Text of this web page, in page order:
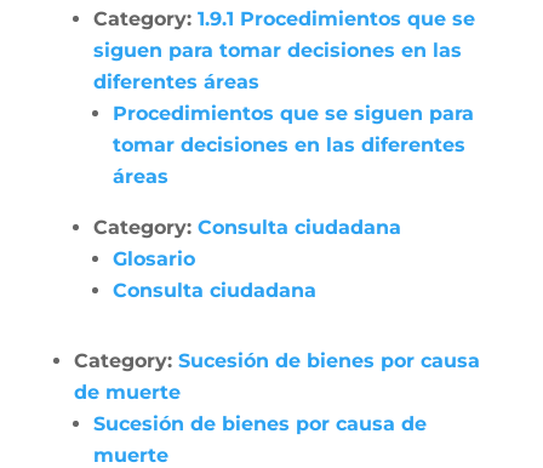
Category: 1.9.1 Procedimientos que se
siguen para tomar decisiones en las
diferentes áreas
Procedimientos que se siguen para
tomar decisiones en las diferentes
áreas
Category: Consulta ciudadana
Glosario
Consulta ciudadana
Category: Sucesión de bienes por causa
de muerte
Sucesión de bienes por causa de
muerte